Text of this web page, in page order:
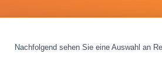
Nachfolgend sehen Sie eine Auswahl an